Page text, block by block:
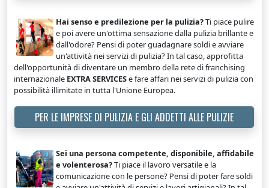
Hai senso e predilezione per la pulizia?Ti piace pulire
e poi avere un'ottima sensazione dalla pulizia brillante e
dall'odore? Pensi di poter guadagnare soldi e avviare
un'attività nei servizi di pulizia? In tal caso, approfitta
dell'opportunità di diventare un membro della rete di franchising
internazionale EXTRA SERVICESe fare affari nei servizi di pulizia con
possibilità illimitate in tutta l'Unione Europea.
PER LE IMPRESE DI PULIZIA E GLI ADDETTI ALLE PULIZIE
Sei una persona competente, disponibile, affidabile
e volenterosa?Ti piace il lavoro versatile e la
comunicazione con le persone? Pensi di poter fare soldi